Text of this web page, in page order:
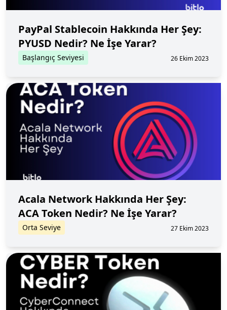
PayPal Stablecoin Hakkında Her Şey:
PYUSD Nedir? Ne İşe Yarar?
Başlangıç Seviyesi 26 Ekim 2023
Acala Network Hakkında Her Şey:
ACA Token Nedir? Ne İşe Yarar?
Orta Seviye 27 Ekim 2023